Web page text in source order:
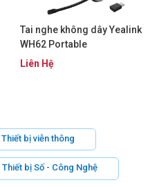
Tai nghe không dây Yealink
WH62 Portable
Liên Hệ
Thiết bị viễn thông
Thiết bị Số - Công Nghệ